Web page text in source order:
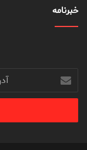
خبرنامه
آدرس
ایمیل
خود
وارد